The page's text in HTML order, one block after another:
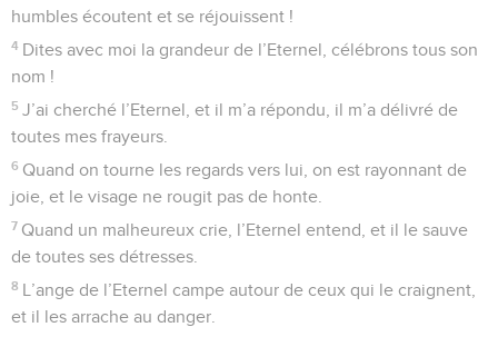
humbles écoutent et se réjouissent !
4 Dites avec moi la grandeur de l’Eternel, célébrons tous son
nom !
5 J’ai cherché l’Eternel, et il m’a répondu, il m’a délivré de
toutes mes frayeurs.
6 Quand on tourne les regards vers lui, on est rayonnant de
joie, et le visage ne rougit pas de honte.
7 Quand un malheureux crie, l’Eternel entend, et il le sauve
de toutes ses détresses.
8 L’ange de l’Eternel campe autour de ceux qui le craignent,
et il les arrache au danger.